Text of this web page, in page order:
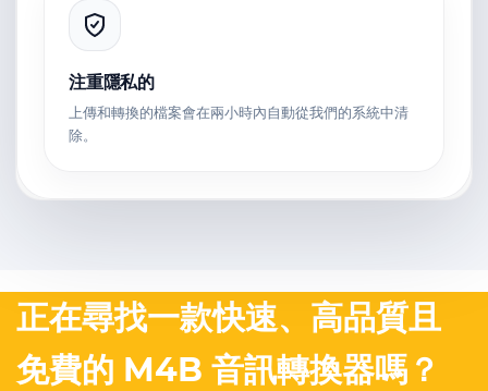
注重隱私的
上傳和轉換的檔案會在兩小時內自動從我們的系統中清
除。
正在尋找一款快速、高品質且
免費的 M4B 音訊轉換器嗎？